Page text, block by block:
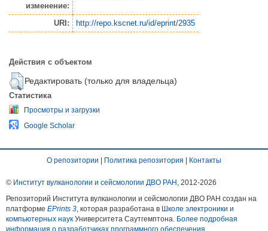
изменение:
URI: http://repo.kscnet.ru/id/eprint/2935
Действия с объектом
Редактировать (только для владельца)
Статистика
Просмотры и загрузки
Google Scholar
О репозитории | Политика репозитория | Контакты
© Институт вулканологии и сейсмологии ДВО РАН , 2012-2026
Репозиторий Института вулканологии и сейсмологии ДВО РАН создан на
платформе EPrints 3 , которая разработана в Школе электроники и
компьютерных наук Университета Саутгемптона. Более подробная
информация о разработчиках программного обеспечения